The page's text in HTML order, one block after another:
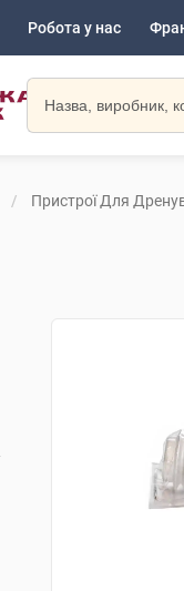
Робота у нас
Пристрої Для